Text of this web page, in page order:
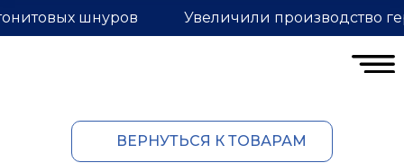
Увеличили производство
шнуров
ВЕРНУТЬСЯ К ТОВАРАМ